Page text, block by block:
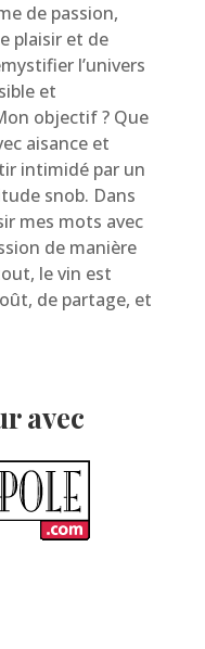
de passion,
plaisir et de
l’univers
et
objectif ? Que
aisance et
intimidé par un
snob. Dans
mes mots avec
de manière
le vin est
de partage, et
avec